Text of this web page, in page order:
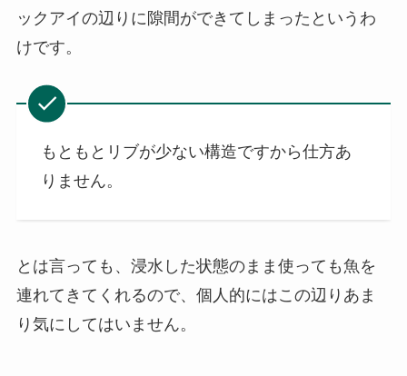
ックアイの辺りに隙間ができてしまったというわ
けです。
もともとリブが少ない構造ですから仕方あ
りません。
とは言っても、浸水した状態のまま使っても魚を
連れてきてくれるので、個人的にはこの辺りあま
り気にしてはいません。